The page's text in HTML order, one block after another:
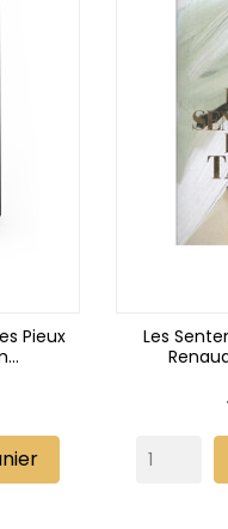
Pieux
Les